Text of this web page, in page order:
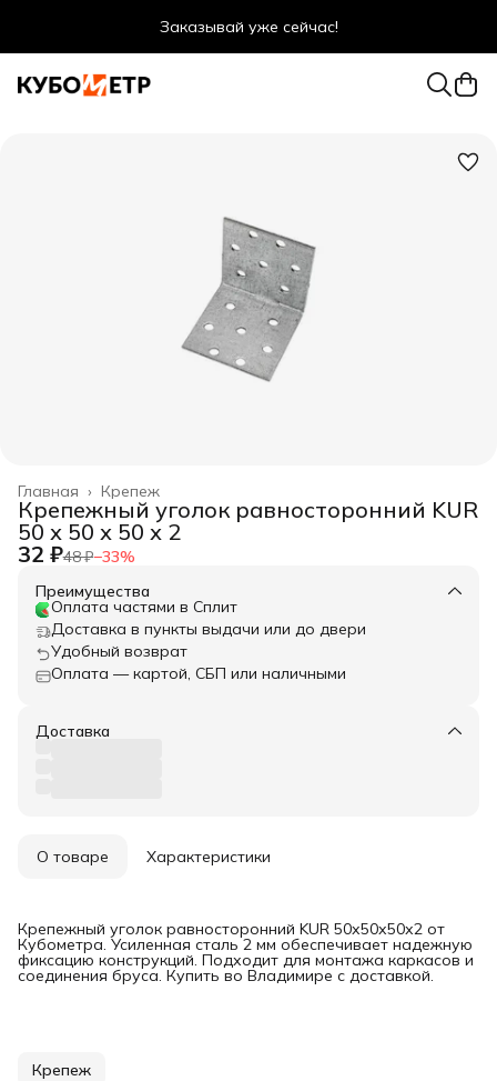
Заказывай уже сейчас!
Оптовые цены даже для физ. лиц
Крепеж
Главная ›
Крепежный уголок равносторонний KUR
50 х 50 х 50 х 2
32 ₽48 ₽−33%
Преимущества
Оплата частями в Сплит
Доставка в пункты выдачи или до двери
Удобный возврат
Оплата — картой, СБП или наличными
Доставка
О товаре Характеристики
Крепежный уголок равносторонний KUR 50х50х50х2 от
Кубометра. Усиленная сталь 2 мм обеспечивает надежную
фиксацию конструкций. Подходит для монтажа каркасов и
соединения бруса. Купить во Владимире с доставкой.
Крепеж